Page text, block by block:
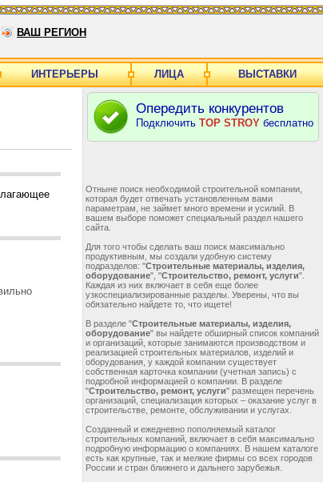
ВАШ РЕГИОН
ИНТЕРЬЕРЫ ЛИЦА ВЫСТАВКИ
Опередить конкурентов
Подключить TOP STROY бесплатно
Отныне поиск необходимой строительной компании,
которая будет отвечать установленным вами
параметрам, не займет много времени и усилий. В
вашем выборе поможет специальный раздел нашего
сайта.
Для того чтобы сделать ваш поиск максимально
продуктивным, мы создали удобную систему
подразделов: "Строительные материалы, изделия,
оборудование", "Строительство, ремонт, услуги".
Каждая из них включает в себя еще более
узкоспециализированные разделы. Уверены, что вы
обязательно найдете то, что ищете!
В разделе "Строительные материалы, изделия,
оборудование" вы найдете обширный список компаний
и организаций, которые занимаются производством и
реализацией строительных материалов, изделий и
оборудования, у каждой компании существует
собственная карточка компании (учетная запись) с
подробной информацией о компании. В разделе
"Строительство, ремонт, услуги" размещен перечень
организаций, специализация которых – оказание услуг в
строительстве, ремонте, обслуживании и услугах.
Созданный и ежедневно пополняемый каталог
строительных компаний, включает в себя максимально
подробную информацию о компаниях. В нашем каталоге
есть как крупные, так и мелкие фирмы со всех городов
России и стран ближнего и дальнего зарубежья.